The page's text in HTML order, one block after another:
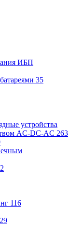
ИБП
35
устройства
AC-DC-AC 263
116
29